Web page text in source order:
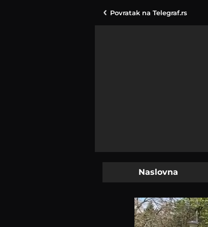
Povratak na Telegraf.rs
Naslovna